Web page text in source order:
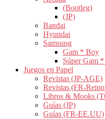
(Bootleg)
(JP)
Bandai
Hyundai
Samsung
Gam * Boy
Súper Gam
Juegos en Papel
Revistas (JP-AGE)
Revistas (FR-
Libros & Mooks
Guías (JP)
Guías (FR-EE.UU)